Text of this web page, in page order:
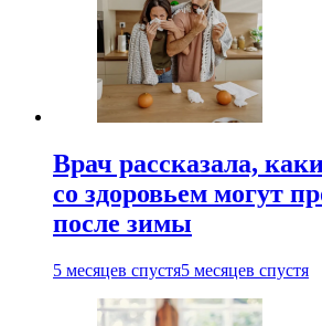
Врач рассказала,
со здоровьем могут
после зимы
5 месяцев спустя5 месяцев спустя